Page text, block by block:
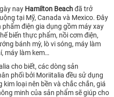
nay Hamilton Beachđã trở
tại Mỹ, Canada và Mexico. Đây
điện gia dụng gồm máy xay
biến thực phẩm, nồi cơm điện,
bánh mỳ, lò vi sóng, máy làm
máy làm kem…
cho biết, các dòng sản
phối bởi Moriitalia đều sử dụng
kim loại nên bền và chắc chắn, giá
minh của sản phẩm sẽ giúp cho